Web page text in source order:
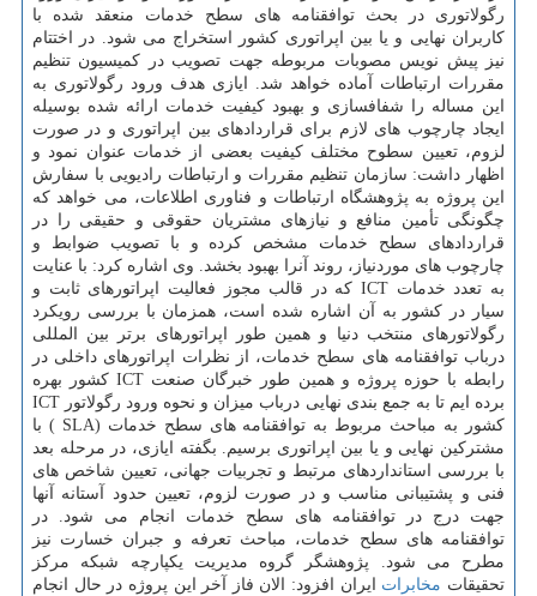
رگولاتوری در بحث توافق‏نامه‏ های سطح خدمات منعقد شده با
كاربران نهایی و یا بین اپراتوری كشور استخراج می­ شود. در اختتام
نیز پیش ‏نویس مصوبات مربوطه جهت تصویب در كمیسیون تنظیم
مقررات ارتباطات آماده خواهد شد. ایازی هدف ورود رگولاتوری به
این مساله را شفاف­سازی و بهبود كیفیت خدمات ارائه شده بوسیله
ایجاد چارچوب‏ های لازم برای قراردادهای بین اپراتوری و در صورت
لزوم، تعیین سطوح مختلف كیفیت بعضی از خدمات عنوان نمود و
اظهار داشت: سازمان تنظیم مقررات و ارتباطات رادیویی با سفارش
این پروژه به پژوهشگاه ارتباطات و فناوری اطلاعات، می خواهد كه
چگونگی تأمین منافع و نیازهای مشتریان حقوقی و حقیقی را در
قراردادهای سطح خدمات مشخص كرده و با تصویب ضوابط و
چارچوب های موردنیاز، روند آنرا بهبود بخشد. وی اشاره كرد: با عنایت
به تعدد خدمات ICT كه در قالب مجوز فعالیت اپراتورهای ثابت و
سیار در كشور به آن اشاره شده است، همزمان با بررسی رویكرد
رگولاتورهای منتخب دنیا و همین طور اپراتورهای برتر بین ‏المللی
درباب توافق‏نامه‏ های سطح خدمات، از نظرات اپراتورهای داخلی در
رابطه با حوزه پروژه و همین طور خبرگان صنعت ICT كشور بهره
برده ‏ایم تا به جمع‏ بندی نهایی درباب میزان و نحوه ورود رگولاتور ICT
كشور به مباحث مربوط به توافق‏نامه ‏های سطح خدمات (SLA ) با
مشتركین نهایی و یا بین اپراتوری برسیم. بگفته ایازی، در مرحله بعد
با بررسی استانداردهای مرتبط و تجربیات جهانی، تعیین شاخص ‏های
فنی و پشتیبانی مناسب و در صورت لزوم، تعیین حدود آستانه آنها
جهت درج در توافق­نامه­ های سطح خدمات انجام می‏ شود. در
توافق‏نامه‏ های سطح خدمات، مباحث تعرفه و جبران خسارت نیز
مطرح می‏ شود. پژوهشگر گروه مدیریت یكپارچه شبكه مركز
تحقیقات مخابرات ایران افزود: الان فاز آخر این پروژه در حال انجام